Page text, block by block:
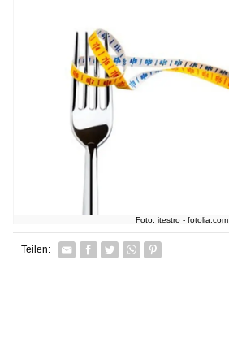
Foto: itestro - fotolia.com
Teilen: Facebook
TwitterWhatsapp senden
Pin it